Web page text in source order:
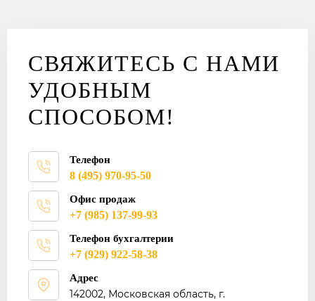
СВЯЖИТЕСЬ С НАМИ
УДОБНЫМ
СПОСОБОМ!
Телефон
8 (495) 970-95-50
Офис продаж
+7 (985) 137-99-93
Телефон бухгалтерии
+7 (929) 922-58-38
Адрес
142002, Московская область, г.